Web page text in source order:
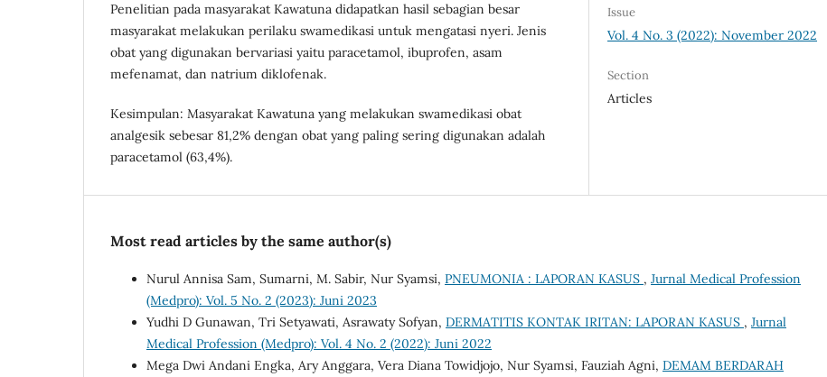
Penelitian pada masyarakat Kawatuna didapatkan hasil sebagian besar
masyarakat melakukan perilaku swamedikasi untuk mengatasi nyeri. Jenis
obat yang digunakan bervariasi yaitu paracetamol, ibuprofen, asam
mefenamat, dan natrium diklofenak.
Kesimpulan: Masyarakat Kawatuna yang melakukan swamedikasi obat
analgesik sebesar 81,2% dengan obat yang paling sering digunakan adalah
paracetamol (63,4%).
Issue
Vol. 4 No. 3 (2022): November 2022
Section
Articles
Most read articles by the same author(s)
Nurul Annisa Sam, Sumarni, M. Sabir, Nur Syamsi, PNEUMONIA : LAPORAN KASUS , Jurnal Medical Profession
(Medpro): Vol. 5 No. 2 (2023): Juni 2023
Yudhi D Gunawan, Tri Setyawati, Asrawaty Sofyan, DERMATITIS KONTAK IRITAN: LAPORAN KASUS , Jurnal
Medical Profession (Medpro): Vol. 4 No. 2 (2022): Juni 2022
Mega Dwi Andani Engka, Ary Anggara, Vera Diana Towidjojo, Nur Syamsi, Fauziah Agni, DEMAM BERDARAH